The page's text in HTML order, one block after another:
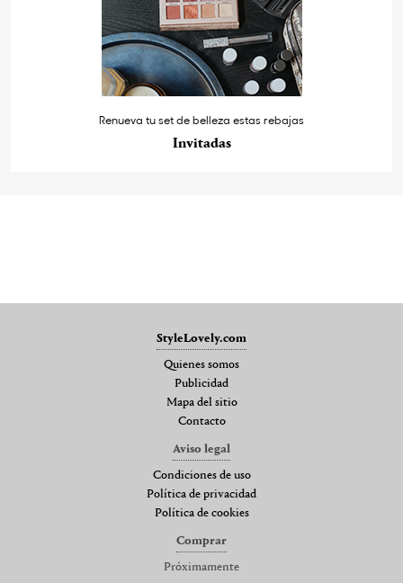
Renueva tu set de belleza estas rebajas
Invitadas
StyleLovely.com
Quienes somos
Publicidad
Mapa del sitio
Contacto
Aviso legal
Condiciones de uso
Política de privacidad
Política de cookies
Comprar
Próximamente